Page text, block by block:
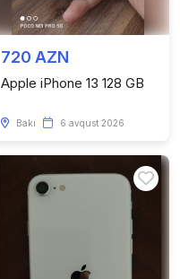
720 AZN
Apple iPhone 13 128 GB
Bakı 6 avqust 2026